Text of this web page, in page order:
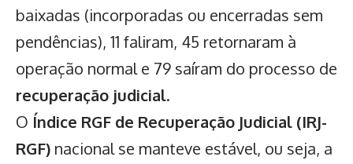
baixadas (incorporadas ou encerradas sem
pendências), 11 faliram, 45 retornaram à
operação normal e 79 saíram do processo de
recuperação judicial.
O Índice RGF de Recuperação Judicial (IRJ-
RGF) nacional se manteve estável, ou seja, a